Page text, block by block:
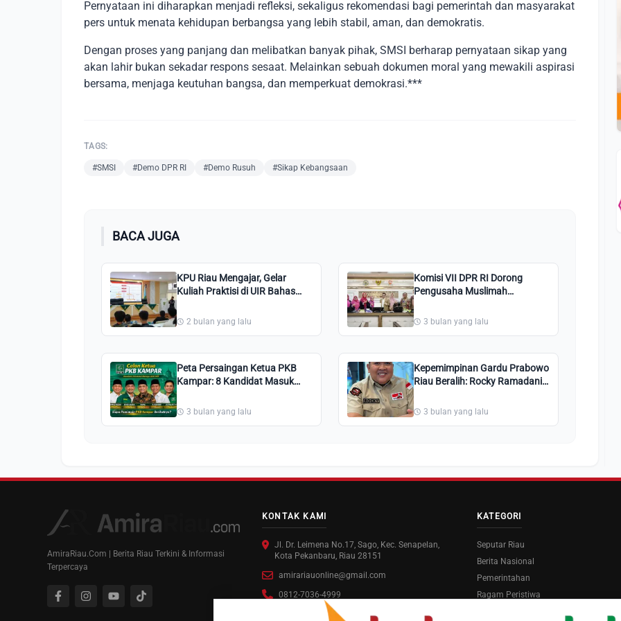
Pernyataan ini diharapkan menjadi refleksi, sekaligus rekomendasi bagi pemerintah dan masyarakat
pers untuk menata kehidupan berbangsa yang lebih stabil, aman, dan demokratis.
Dengan proses yang panjang dan melibatkan banyak pihak, SMSI berharap pernyataan sikap yang
akan lahir bukan sekadar respons sesaat. Melainkan sebuah dokumen moral yang mewakili aspirasi
bersama, menjaga keutuhan bangsa, dan memperkuat demokrasi.***
TAGS:
#SMSI #Demo DPR RI #Demo Rusuh #Sikap Kebangsaan
BACA JUGA
KPU Riau Mengajar, Gelar
Kuliah Praktisi di UIR Bahas
Kelola Pemilu
2 bulan yang lalu
Komisi VII DPR RI Dorong
Pengusaha Muslimah
dan Ekraf
3 bulan yang lalu
Peta Persaingan Ketua PKB
Kampar: 8 Kandidat Masuk
Kuat3 bulan yang lalu
Kepemimpinan Gardu Prabowo
Riau Beralih: Rocky Ramadani
3 bulan yang lalu
AmiraRiau.Com | Berita Riau Terkini & Informasi
Terpercaya
KONTAK KAMI
Jl. Dr. Leimena No.17, Sago, Kec. Senapelan,
Kota Pekanbaru, Riau 28151
amirariauonline@gmail.com
0812-7036-4999
KATEGORI
Seputar Riau
Berita Nasional
Pemerintahan
Ragam Peristiwa